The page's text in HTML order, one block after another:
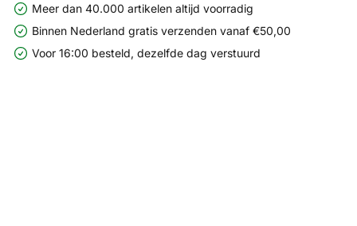
Meer dan 40.000 artikelen altijd voorradig
Binnen Nederland gratis verzenden vanaf €50,00
Voor 16:00 besteld, dezelfde dag verstuurd